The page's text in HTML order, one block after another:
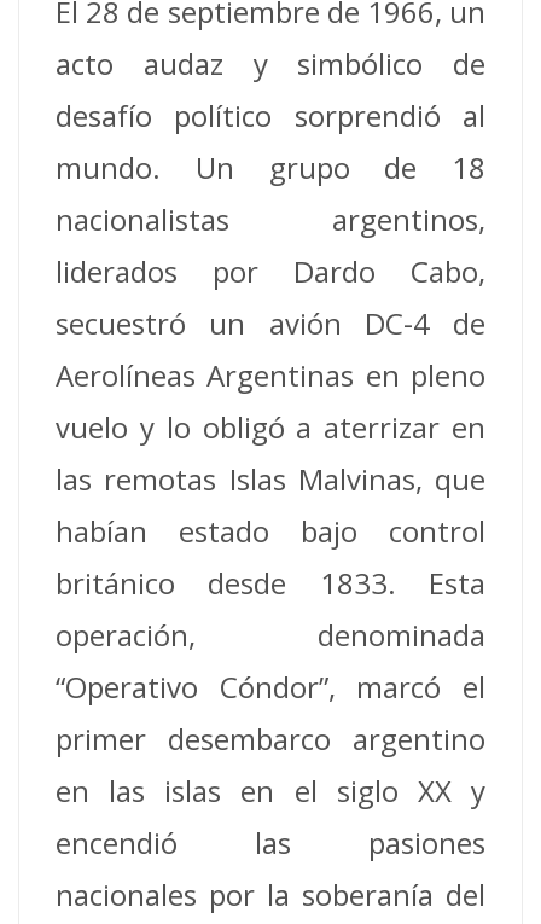
El 28 de septiembre de 1966, un
acto audaz y simbólico de
desafío político sorprendió al
mundo. Un grupo de 18
nacionalistas argentinos,
liderados por Dardo Cabo,
secuestró un avión DC-4 de
Aerolíneas Argentinas en pleno
vuelo y lo obligó a aterrizar en
las remotas Islas Malvinas, que
habían estado bajo control
británico desde 1833. Esta
operación, denominada
“Operativo Cóndor”, marcó el
primer desembarco argentino
en las islas en el siglo XX y
encendió las pasiones
nacionales por la soberanía del